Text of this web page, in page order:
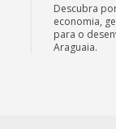
Descubra
economia,
para o
Araguaia.